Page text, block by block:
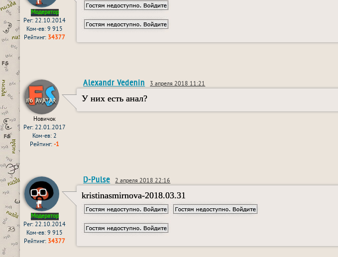
Модератор
Рег: 22.10.2014
Ком-ев: 9 915
Рейтинг: 34377
Новичок
Рег: 22.01.2017
Ком-ев: 2
Рейтинг:-1
Alexandr Vedenin 3 апреля 2018 11:21
У них есть анал?
Модератор
Рег: 22.10.2014
Ком-ев: 9 915
Рейтинг: 34377
D-Pulse 2 апреля 2018 22:16
kristinasmirnova-2018.03.31